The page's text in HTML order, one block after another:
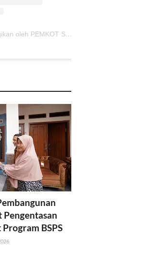
Sebuah kiriman dibagikan oleh PEMKOT SUKABUMI (@pemkotsukabumi_)
Pengentasan
BSPS